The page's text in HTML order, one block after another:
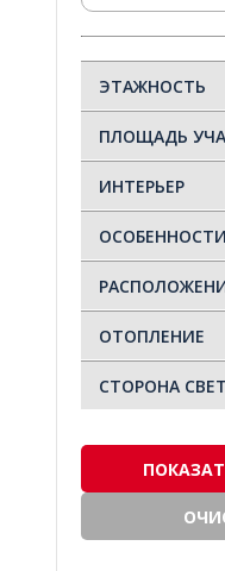
Готово
Для
ЭТАЖНОСТЬ
ПЛОЩАДЬ
ИНТЕРЬЕР
ОТОПЛЕНИЕ
СТОРОНА